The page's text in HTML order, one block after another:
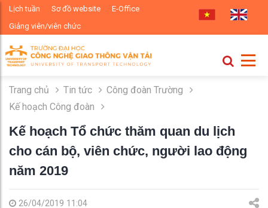
Lịch tuần Sơ đồ website
E-Office
Giảng viên/viên chức
Trang chủ Tin tức
Công đoàn Trường
Kế hoạch Công đoàn
Kế hoạch Tổ chức thăm quan du lịch
cho cán bộ, viên chức, người lao động
năm 2019
26/04/2019 11:04